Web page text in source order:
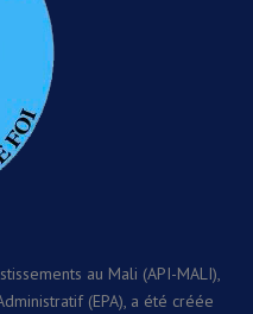
au Mali (API-MALI),
(EPA), a été créée